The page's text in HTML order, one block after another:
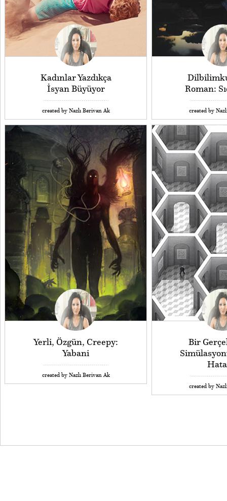
Kadınlar Yazdıkça
İsyan Büyüyor
created by Nazlı Berivan Ak
Roman:
created by
Yerli, Özgün, Creepy:
Yabani
created by Nazlı Berivan Ak
Bir
created by